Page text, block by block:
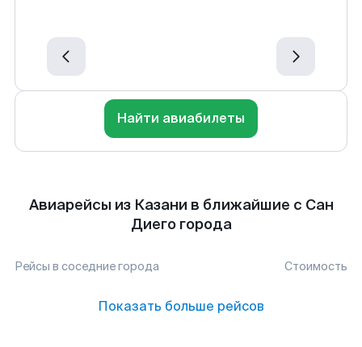
Найти авиабилеты
Авиарейсы из Казани в ближайшие с Сан
Диего города
Рейсы в соседние города Стоимость
Показать больше рейсов